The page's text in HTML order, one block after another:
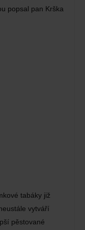
popsal pan Krška
tabáky již
vytváří
pěstované